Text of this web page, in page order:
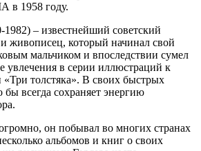
в 1958 году.
– известнейший советский
живописец, который начинал свой
мальчиком и впоследствии сумел
увлечения в серии иллюстраций к
толстяка». В своих быстрых
бы всегда сохраняет энергию
он побывал во многих странах
альбомов и книг о своих